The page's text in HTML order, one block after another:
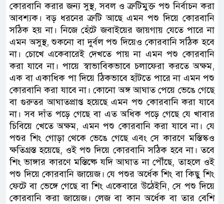
কোরবানি করার জন্য সুস্থ, সবল ও ত্রুটিমুক্ত পশু নির্বাচন করা
আবশ্যক। বড় ধরনের ত্রুটি আছে এমন পশু দিয়ে কোরবানি
সঠিক হয় না। নিজে হেঁটে জবাইয়ের জায়গায় যেতে পারে না
এমন অসুস্থ, শুকনো বা দুর্বল পশু দিয়েও কোরবানি সঠিক হবে
না। চোখে একেবারেই দেখতে পায় না এমন পশু কোরবানি
করা যাবে না। পায়ে স্বাভাবিকভাবে চলাফেরা করতে অক্ষম,
এক বা একাধিক পা দিয়ে ঠিকভাবে হাঁটতে পারে না এমন পশু
কোরবানি করা যাবে না। কোনো অঙ্গ আঘাত পেয়ে ভেঙে গেছে
বা গুরুতর আঘাতপ্রাপ্ত হয়েছে এমন পশু কোরবানি করা যাবে
না। সব দাঁত পড়ে গেছে বা এত অধিক পড়ে গেছে যে খাবার
চিবিয়ে খেতে অক্ষম, এমন পশু কোরবানি করা যাবে না। যে
পশুর শিং গোড়া থেকে ভেঙে গেছে এবং সে কারণে মস্তিস্কও
ক্ষতিগ্রস্ত হয়েছে, ওই পশু দিয়ে কোরবানি সঠিক হবে না। তবে
শিং ভাঙ্গার কারণে মস্তিষ্কে যদি আঘাত না পৌঁছে, তাহলে ওই
পশু দিয়ে কোরবানি জায়েজ। যে পশুর অর্ধেক শিং বা কিছু শিং
ফেটে বা ভেঙ্গে গেছে বা শিং একেবারে উঠেইনি, সে পশু দিয়ে
কোরবানি করা জায়েজ। লেজ বা কান অর্ধেক বা তার বেশি